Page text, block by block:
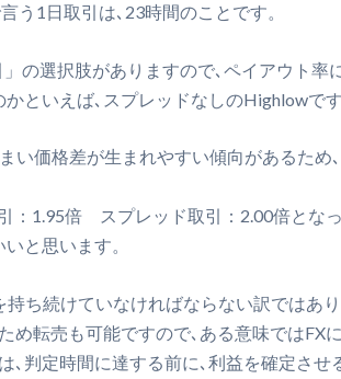
う1日取引は､23時間のことです。
の選択肢がありますので､ペイアウト率
といえば､スプレッドなしのHighlowです
い価格差が生まれやすい傾向があるため
：1.95倍 スプレッド取引：2.00倍とな
と思います。
ち続けていなければならない訳ではあり
め転売も可能ですので､ある意味ではFX
､判定時間に達する前に､利益を確定させ